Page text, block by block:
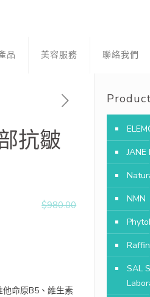
品 美容服務 聯絡我們
抗皺
$980.00
命原B5、維生素
JANE
NMN
SAL